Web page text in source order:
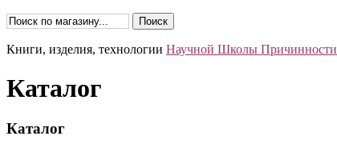
Книги, изделия, технологии Научной Школы Причинности
Каталог
Каталог